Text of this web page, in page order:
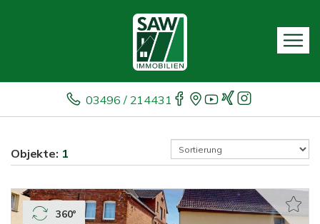
03496 / 214431
Objekte: 1
360°